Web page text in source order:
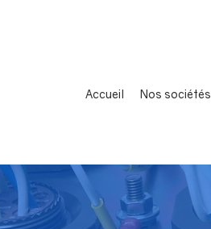
Accueil Nos sociétés